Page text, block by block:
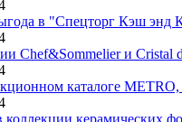
в "Спецторг Кэш энд
Chef&Sommelier и Cristal
каталоге